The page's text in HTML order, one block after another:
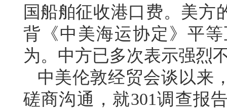
国船舶征收港口费。美方
背《中美海运协定》平
为。中方已多次表示强烈
中美伦敦经贸会谈以来
磋商沟通，就301调查报